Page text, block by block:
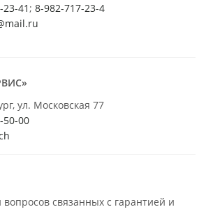
41; 8-982-717-23-4
ул. Московская 77
50-00
связанных с гарантией и